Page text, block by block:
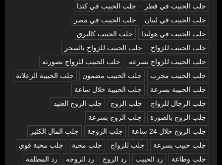
جلب الحبيب في قطر
جلب الحبيب في كندا
جلب الحبيب في لبنان
جلب الحبيب في مصر
جلب الحبيب في هولندا
جلب الحبيب كالبرق
جلب الحبيب للزواج
جلب الحبيب للزواج بالسحر
جلب الحبيب للزواج بسرعه
جلب الحبيب للزواج بصورته
جلب الحبيب مجرب
جلب الحبيب مضمون
جلب الحبيبة الزعلانة
جلب الحبيبة بسرعة
جلب الحبيبة خلال ساعة
جلب الرجال للزواج
جلب الزوج
جلب الزوج العنيد
جلب الزوج بالصورة
جلب الزوج بسرعة
جلب الزوج خلال 24 ساعة
جلب الزوجة
جلب المال الكثير
جلب حبيب بسرعة
جلب للزواج جلب محبة
جلب محبة قوي
جلب وطاعة
رد الحبيب رد الزوج رد الزوجه
رد المطلقة